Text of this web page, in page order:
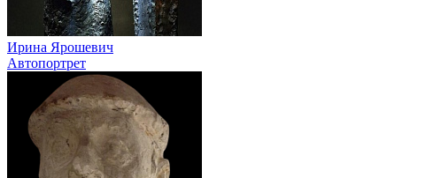
Ирина Ярошевич
Автопортрет